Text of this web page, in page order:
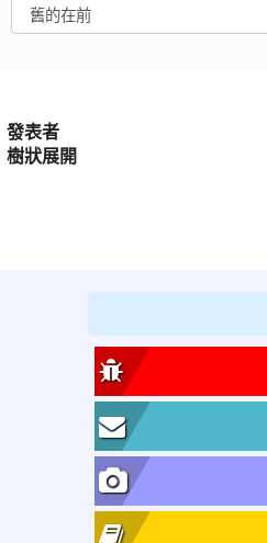
發表者
樹狀展開